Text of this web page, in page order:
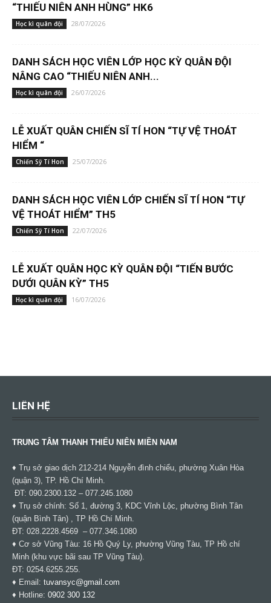
“THIẾU NIÊN ANH HÙNG” HK6
Học kì quân đội 28/07/2026
DANH SÁCH HỌC VIÊN LỚP HỌC KỲ QUÂN ĐỘI
NÂNG CAO “THIẾU NIÊN ANH...
Học kì quân đội 26/07/2026
LỄ XUẤT QUÂN CHIẾN SĨ TÍ HON “TỰ VỆ THOÁT
HIỂM “
Chiến Sỹ Tí Hon 25/07/2026
DANH SÁCH HỌC VIÊN LỚP CHIẾN SĨ TÍ HON “TỰ
VỆ THOÁT HIỂM” TH5
Chiến Sỹ Tí Hon 22/07/2026
LỄ XUẤT QUÂN HỌC KỲ QUÂN ĐỘI “TIẾN BƯỚC
DƯỚI QUÂN KỲ” TH5
Học kì quân đội 16/07/2026
LIÊN HỆ
TRUNG TÂM THANH THIẾU NIÊN MIỀN NAM
♦ Trụ sở giao dịch 212-214 Nguyễn đình chiểu, phường Xuân Hòa
(quận 3), TP. Hồ Chí Minh.
ĐT: 090.2300.132 – 077.245.1080
♦ Trụ sở chính: Số 1, đường 3, KDC Vĩnh Lộc, phường Bình Tân
(quận Bình Tân) , TP Hồ Chí Minh.
ĐT: 028.2228.4569 – 077.346.1080
♦ Cơ sở Vũng Tàu: 16 Hồ Quý Ly, phường Vũng Tàu, TP Hồ chí
Minh (khu vực bãi sau TP Vũng Tàu).
ĐT: 0254.6255.255.
♦ Email: tuvansyc@gmail.com
♦ Hotline: 0902 300 132